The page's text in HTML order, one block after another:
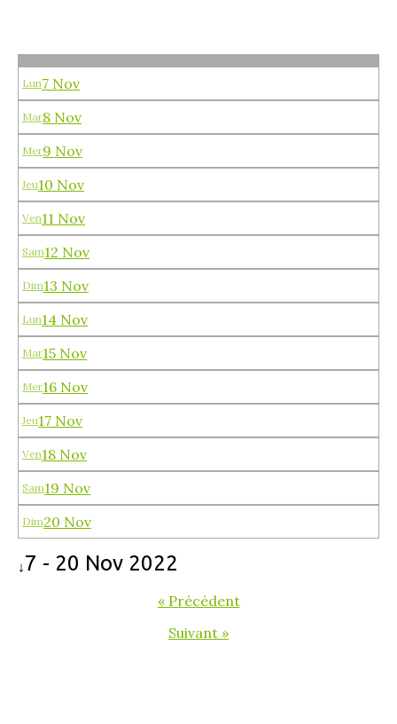
Lun7 Nov
Mar8 Nov
Mer9 Nov
Jeu10 Nov
Ven11 Nov
Sam12 Nov
Dim13 Nov
Lun14 Nov
Mar15 Nov
Mer16 Nov
Jeu17 Nov
Ven18 Nov
Sam19 Nov
Dim20 Nov
↓7 - 20 Nov 2022
« Précédent
Suivant »